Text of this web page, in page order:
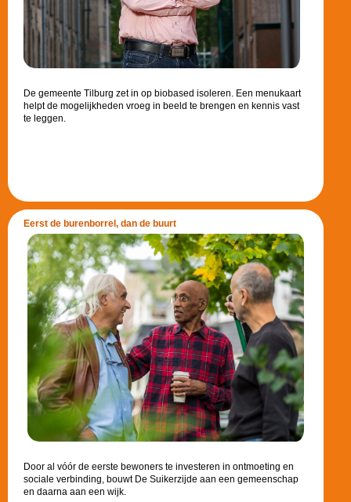
De gemeente Tilburg zet in op biobased isoleren. Een menukaart
helpt de mogelijkheden vroeg in beeld te brengen en kennis vast
te leggen.
Eerst de burenborrel, dan de buurt
Door al vóór de eerste bewoners te investeren in ontmoeting en
sociale verbinding, bouwt De Suikerzijde aan een gemeenschap
en daarna aan een wijk.